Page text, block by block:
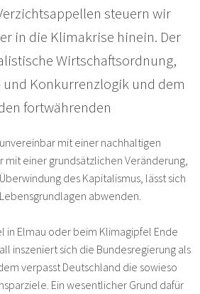
steuern wir
in die Klimakrise hinein. Der
Wirtschaftsordnung,
Konkurrenzlogik und dem
fortwährenden
mit einer nachhaltigen
mit einer grundsätzlichen Veränderung,
des Kapitalismus, lässt sich
abwenden.
in Elmau oder beim Klimagipfel Ende
inszeniert sich die Bundesregierung als
verpasst Deutschland die sowieso
Ein wesentlicher Grund dafür